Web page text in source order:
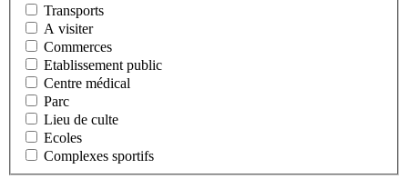
Transports
A visiter
Commerces
Etablissement public
Centre médical
Parc
Lieu de culte
Ecoles
Complexes sportifs